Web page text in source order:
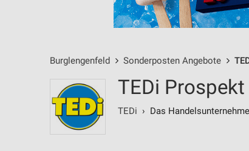
Burglengenfeld Sonderposten Angebote
TEDi
TEDi › Das